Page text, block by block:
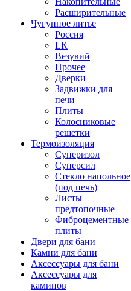
Расширительные
Чугунное литье
Россия
LК
Везувий
Прочее
Дверки
Задвижки для
печи
Плиты
Колосниковые
решетки
Термоизоляция
Суперизол
Суперсил
Стекло напольное
(под печь)
Листы
предтопочные
Фиброцементные
плиты
Двери для бани
Камни для бани
Аксессуары для бани
Аксессуары для
каминов